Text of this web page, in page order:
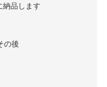
納品します
の後